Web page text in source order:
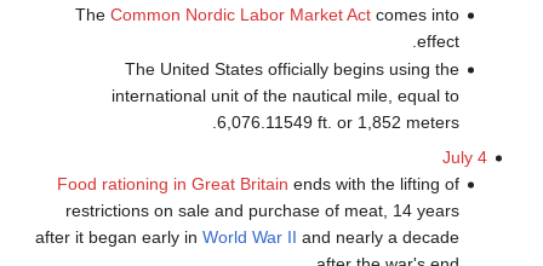
TheCommon Nordic Labor Market Act comes into
effect.
The United States officially begins using the
international unit of the nautical mile, equal to
6,076.11549 ft. or 1,852 meters.
July 4
Food rationing in Great Britain ends with the lifting of
restrictions on sale and purchase of meat, 14 years
after it began early inWorld War II and nearly a decade